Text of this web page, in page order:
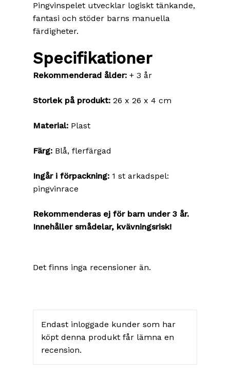
Pingvinspelet utvecklar logiskt tänkande,
fantasi och stöder barns manuella
färdigheter.
Specifikationer
Rekommenderad ålder: + 3 år
Storlek på produkt: 26 x 26 x 4 cm
Material: Plast
Färg: Blå, flerfärgad
Ingår i förpackning: 1 st arkadspel:
pingvinrace
Rekommenderas ej för barn under 3 år.
Innehåller smådelar, kvävningsrisk!
Det finns inga recensioner än.
Endast inloggade kunder som har
köpt denna produkt får lämna en
recension.